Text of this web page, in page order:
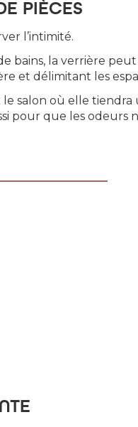
PIÈCES
l’intimité.
bains, la verrière peut
et délimitant les
le salon où elle tiendra
pour que les odeurs